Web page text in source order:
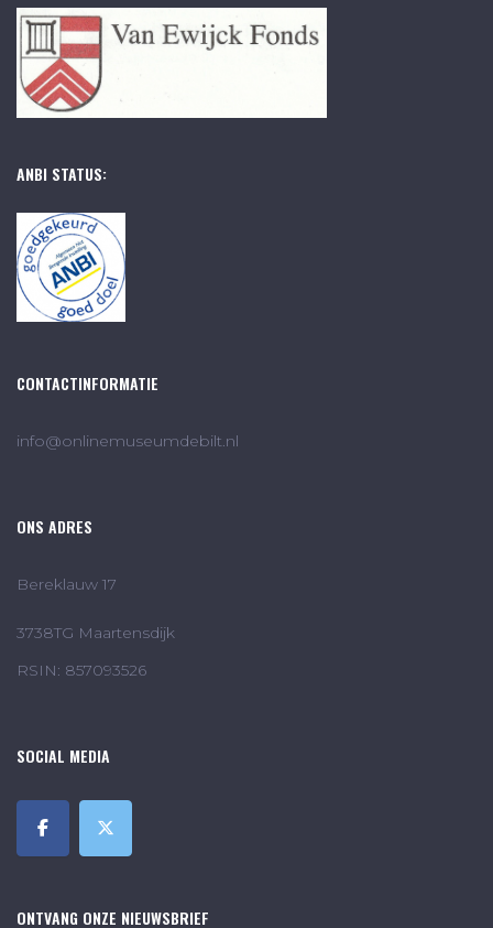
ANBI STATUS:
CONTACTINFORMATIE
info@onlinemuseumdebilt.nl
ONS ADRES
Bereklauw 17
3738TG Maartensdijk
RSIN: 857093526
SOCIAL MEDIA
ONTVANG ONZE NIEUWSBRIEF